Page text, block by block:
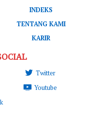
INDEKS
TENTANG KAMI
KARIR
Twitter
Youtube